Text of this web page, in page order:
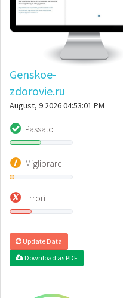
Genskoe-
zdorovie.ru
August, 9 2026 04:53:01 PM
Passato
Migliorare
Errori
Update Data
Download as PDF